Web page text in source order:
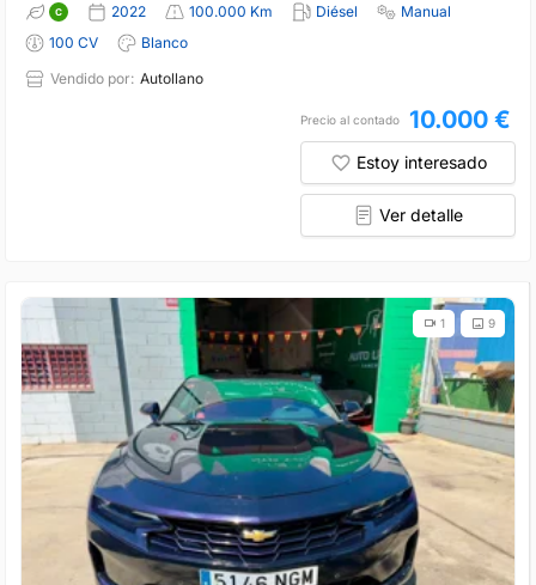
2022 100.000 Km Diésel
Manual
100 CV
Blanco
Vendido por: Autollano
Precio al contado 10.000 €
Estoy interesado
Ver detalle
9
1